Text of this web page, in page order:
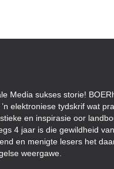
Media sukses storie!
elektroniese tydskrif wat
en inspirasie oor
4 jaar is die gewildheid van
en menigte lesers het
weergawe.